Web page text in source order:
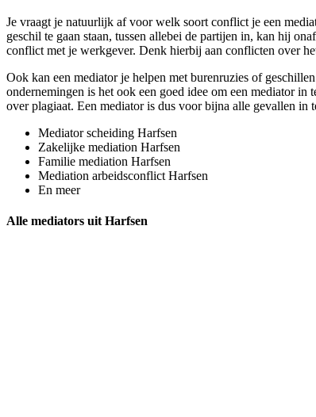
Je vraagt je natuurlijk af voor welk soort conflict je een
geschil te gaan staan, tussen allebei de partijen in, kan hij
conflict met je werkgever. Denk hierbij aan conflicten over
Ook kan een mediator je helpen met burenruzies of
ondernemingen is het ook een goed idee om een mediator in
over plagiaat. Een mediator is dus voor bijna alle gevallen
Mediator scheiding Harfsen
Zakelijke mediation Harfsen
Familie mediation Harfsen
Mediation arbeidsconflict Harfsen
En meer
Alle mediators uit Harfsen